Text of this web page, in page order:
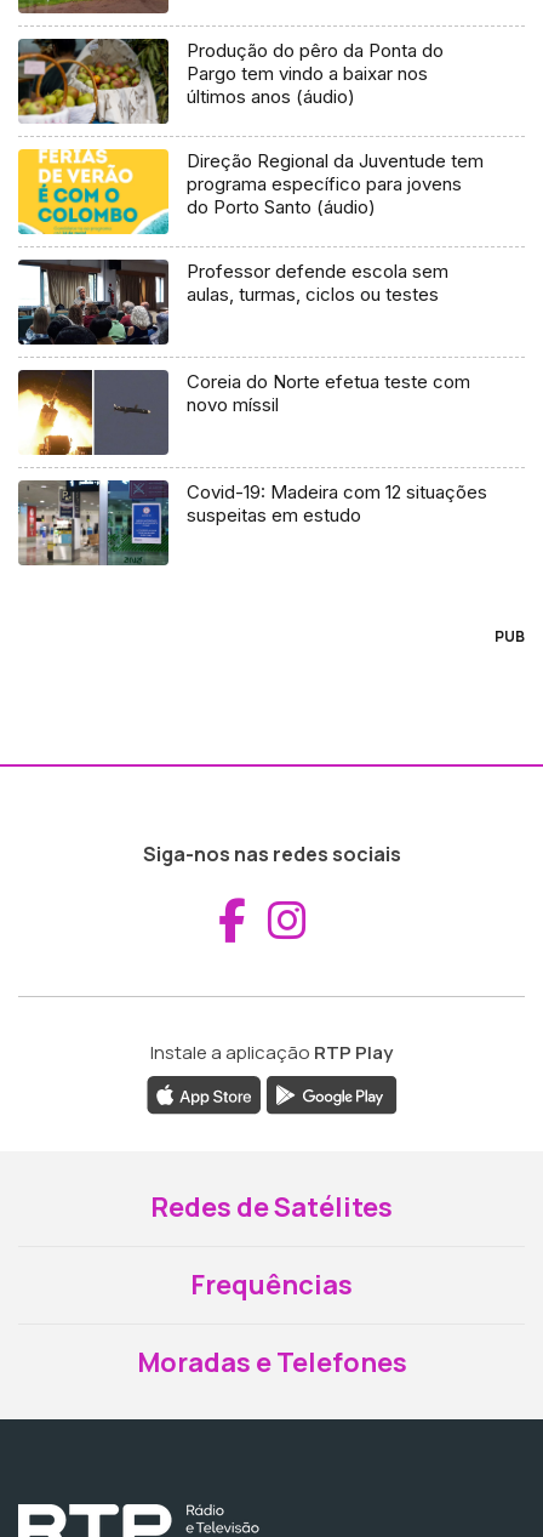
Produção do pêro da Ponta do
Pargo tem vindo a baixar nos
últimos anos (áudio)
Direção Regional da Juventude tem
programa específico para jovens
do Porto Santo (áudio)
Professor defende escola sem
aulas, turmas, ciclos ou testes
Coreia do Norte efetua teste com
novo míssil
Covid-19: Madeira com 12 situações
suspeitas em estudo
PUB
Siga-nos nas redes sociais
Aceder ao
Instale a aplicação RTP Play
Redes de Satélites
Frequências
Moradas e Telefones